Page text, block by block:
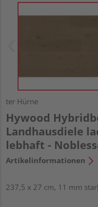
ter Hürne
Hywood
Landhausdiele
lebhaft -
Artikelinformationen
237,5 x 27 cm, 11 mm